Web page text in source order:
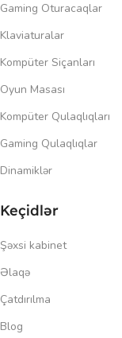
Gaming Oturacaqlar
Klaviaturalar
Kompüter Siçanları
Oyun Masası
Kompüter Qulaqlıqları
Gaming Qulaqlıqlar
Dinamiklər
Keçidlər
Şəxsi kabinet
Əlaqə
Çatdırılma
Blog